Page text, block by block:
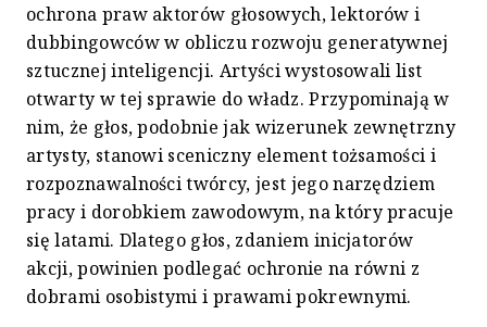
ochrona praw aktorów głosowych, lektorów i
dubbingowców w obliczu rozwoju generatywnej
sztucznej inteligencji. Artyści wystosowali list
otwarty w tej sprawie do władz. Przypominają w
nim, że głos, podobnie jak wizerunek zewnętrzny
artysty, stanowi sceniczny element tożsamości i
rozpoznawalności twórcy, jest jego narzędziem
pracy i dorobkiem zawodowym, na który pracuje
się latami. Dlatego głos, zdaniem inicjatorów
akcji, powinien podlegać ochronie na równi z
dobrami osobistymi i prawami pokrewnymi.